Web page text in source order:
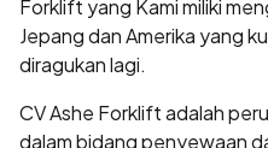
Forklift yang Kami miliki
Jepang dan Amerika yang
diragukan lagi.
CV Ashe Forklift adalah
dalam bidang penyewaan